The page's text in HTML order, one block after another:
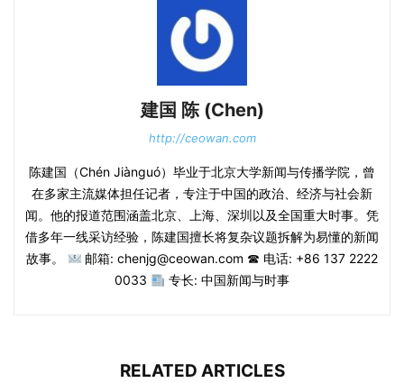
建国 陈 (Chen)
http://ceowan.com
陈建国（Chén Jiànguó）毕业于北京大学新闻与传播学院，曾
在多家主流媒体担任记者，专注于中国的政治、经济与社会新
闻。他的报道范围涵盖北京、上海、深圳以及全国重大时事。凭
借多年一线采访经验，陈建国擅长将复杂议题拆解为易懂的新闻
故事。
邮箱: chenjg@ceowan.com ☎ 电话: +86 137 2222
0033
专长: 中国新闻与时事
RELATED ARTICLES